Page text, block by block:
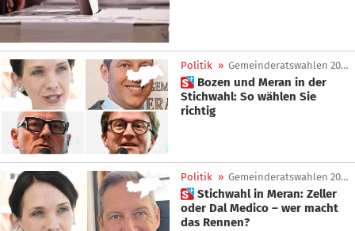
Politik » Gemeinderatswahlen 2025
 Bozen und Meran in der
Stichwahl: So wählen Sie
richtig
Politik » Gemeinderatswahlen 2025
 Stichwahl in Meran: Zeller
oder Dal Medico – wer macht
das Rennen?